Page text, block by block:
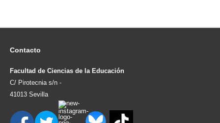
Contacto
Facultad de Ciencias de la Educación
C/ Pirotecnia s/n -
41013 Sevilla